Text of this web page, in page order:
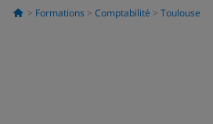
Formations Comptabilité Toulouse